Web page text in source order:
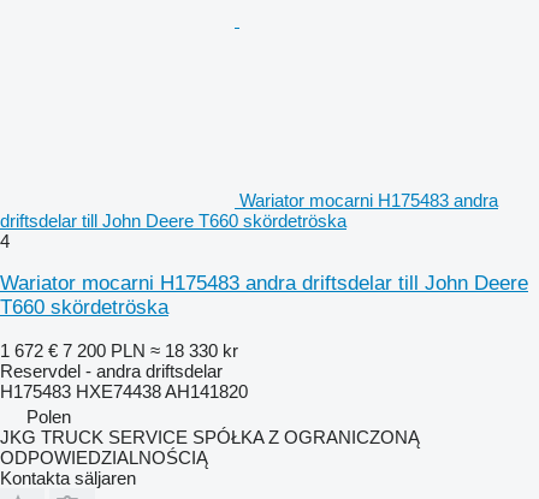
Wariator mocarni H175483 andra
driftsdelar till John Deere T660 skördetröska
4
Wariator mocarni H175483 andra driftsdelar till John Deere
T660 skördetröska
1 672 € 7 200 PLN ≈ 18 330 kr
Reservdel - andra driftsdelar
H175483 HXE74438 AH141820
Polen
JKG TRUCK SERVICE SPÓŁKA Z OGRANICZONĄ
ODPOWIEDZIALNOŚCIĄ
Kontakta säljaren